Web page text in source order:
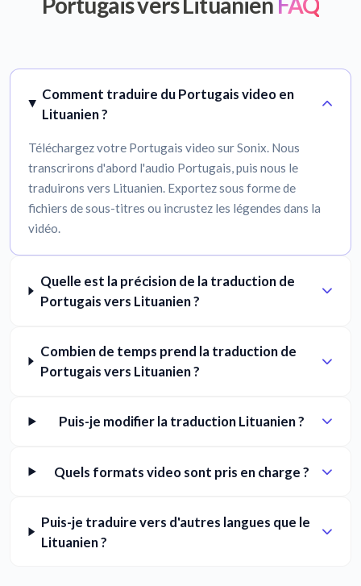
Comment traduire du Portugais video en
Lituanien ?
Téléchargez votre Portugais video sur Sonix. Nous
transcrirons d'abord l'audio Portugais, puis nous le
traduirons vers Lituanien. Exportez sous forme de
fichiers de sous-titres ou incrustez les légendes dans la
vidéo.
Quelle est la précision de la traduction de
Portugais vers Lituanien ?
Combien de temps prend la traduction de
Portugais vers Lituanien ?
Puis-je modifier la traduction Lituanien ?
Quels formats video sont pris en charge ?
Puis-je traduire vers d'autres langues que le
Lituanien ?